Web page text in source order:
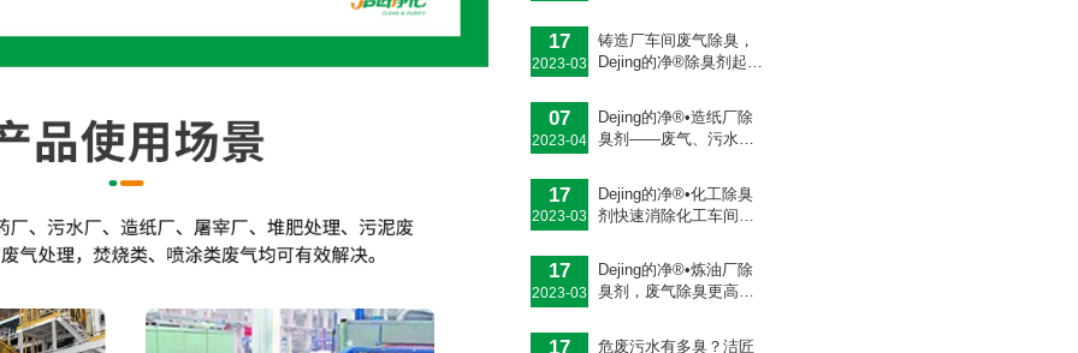
17
2023-03
铸造厂车间废气除臭，
Dejing的净®除臭剂起什
07
2023-04
Dejing的净®•造纸厂除
臭剂——废气、污水恶
17
2023-03
Dejing的净®•化工除臭
剂快速消除化工车间废
17
2023-03
Dejing的净®•炼油厂除
臭剂，废气除臭更高
17 危废污水有多臭？洁匠